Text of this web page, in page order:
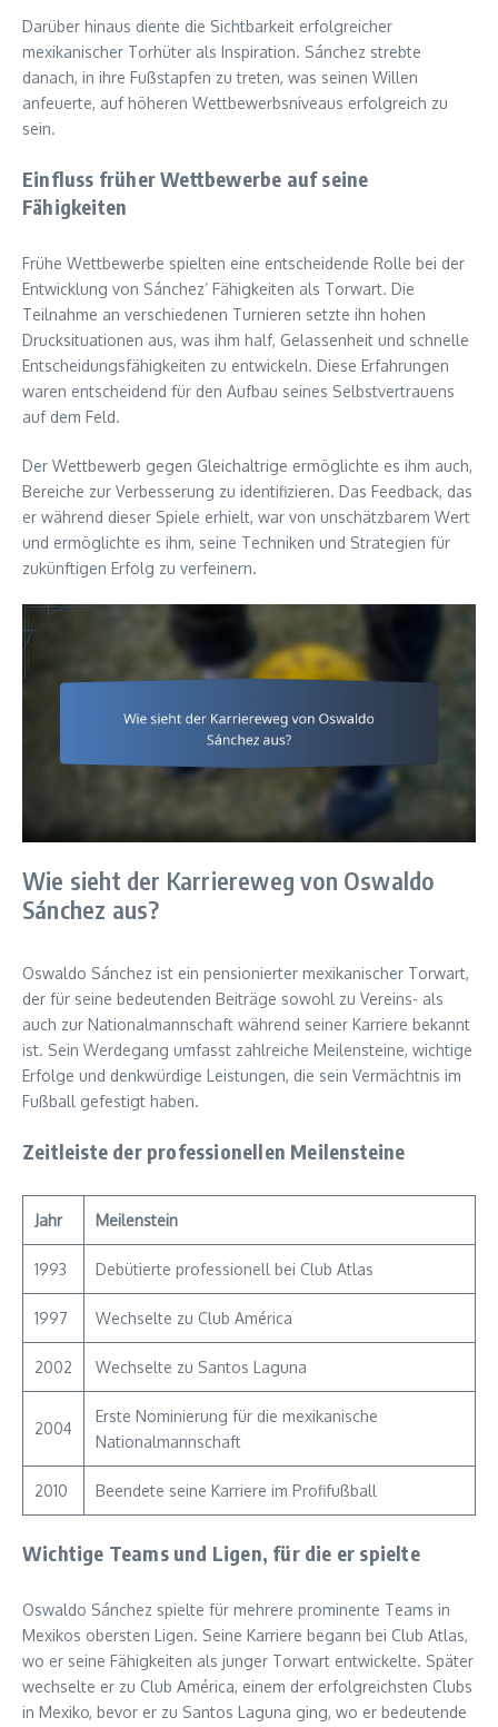
Darüber hinaus diente die Sichtbarkeit erfolgreicher
mexikanischer Torhüter als Inspiration. Sánchez strebte
danach, in ihre Fußstapfen zu treten, was seinen Willen
anfeuerte, auf höheren Wettbewerbsniveaus erfolgreich zu
sein.
Einfluss früher Wettbewerbe auf seine
Fähigkeiten
Frühe Wettbewerbe spielten eine entscheidende Rolle bei der
Entwicklung von Sánchez’ Fähigkeiten als Torwart. Die
Teilnahme an verschiedenen Turnieren setzte ihn hohen
Drucksituationen aus, was ihm half, Gelassenheit und schnelle
Entscheidungsfähigkeiten zu entwickeln. Diese Erfahrungen
waren entscheidend für den Aufbau seines Selbstvertrauens
auf dem Feld.
Der Wettbewerb gegen Gleichaltrige ermöglichte es ihm auch,
Bereiche zur Verbesserung zu identifizieren. Das Feedback, das
er während dieser Spiele erhielt, war von unschätzbarem Wert
und ermöglichte es ihm, seine Techniken und Strategien für
zukünftigen Erfolg zu verfeinern.
Wie sieht der Karriereweg von Oswaldo
Sánchez aus?
Oswaldo Sánchez ist ein pensionierter mexikanischer Torwart,
der für seine bedeutenden Beiträge sowohl zu Vereins- als
auch zur Nationalmannschaft während seiner Karriere bekannt
ist. Sein Werdegang umfasst zahlreiche Meilensteine, wichtige
Erfolge und denkwürdige Leistungen, die sein Vermächtnis im
Fußball gefestigt haben.
Zeitleiste der professionellen Meilensteine
Jahr Meilenstein
1993 Debütierte professionell bei Club Atlas
1997 Wechselte zu Club América
2002 Wechselte zu Santos Laguna
2004
Erste Nominierung für die mexikanische
Nationalmannschaft
2010 Beendete seine Karriere im Profifußball
Wichtige Teams und Ligen, für die er spielte
Oswaldo Sánchez spielte für mehrere prominente Teams in
Mexikos obersten Ligen. Seine Karriere begann bei Club Atlas,
wo er seine Fähigkeiten als junger Torwart entwickelte. Später
wechselte er zu Club América, einem der erfolgreichsten Clubs
in Mexiko, bevor er zu Santos Laguna ging, wo er bedeutende